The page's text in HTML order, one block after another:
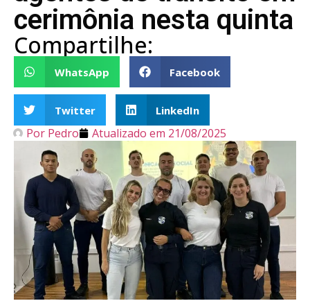
cerimônia nesta quinta
Compartilhe:
WhatsApp Facebook
Twitter LinkedIn
Por Pedro Atualizado em 21/08/2025